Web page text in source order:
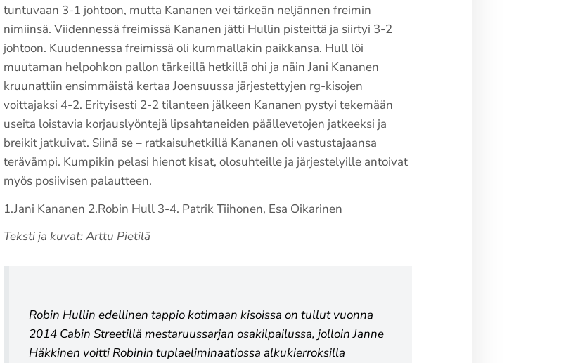
tuntuvaan 3-1 johtoon, mutta Kananen vei tärkeän neljännen freimin
nimiinsä. Viidennessä freimissä Kananen jätti Hullin pisteittä ja siirtyi 3-2
johtoon. Kuudennessa freimissä oli kummallakin paikkansa. Hull löi
muutaman helpohkon pallon tärkeillä hetkillä ohi ja näin Jani Kananen
kruunattiin ensimmäistä kertaa Joensuussa järjestettyjen rg-kisojen
voittajaksi 4-2. Erityisesti 2-2 tilanteen jälkeen Kananen pystyi tekemään
useita loistavia korjauslyöntejä lipsahtaneiden päällevetojen jatkeeksi ja
breikit jatkuivat. Siinä se – ratkaisuhetkillä Kananen oli vastustajaansa
terävämpi. Kumpikin pelasi hienot kisat, olosuhteille ja järjestelyille antoivat
myös posiivisen palautteen.
1.Jani Kananen 2.Robin Hull 3-4. Patrik Tiihonen, Esa Oikarinen
Teksti ja kuvat: Arttu Pietilä
Robin Hullin edellinen tappio kotimaan kisoissa on tullut vuonna
2014 Cabin Streetillä mestaruussarjan osakilpailussa, jolloin Janne
Häkkinen voitti Robinin tuplaeliminaatiossa alkukierroksilla